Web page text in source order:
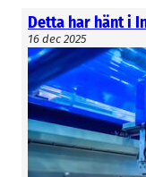
Detta har hänt i
16 dec 2025